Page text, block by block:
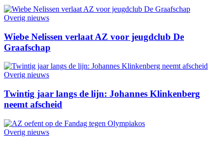
Overig nieuws
Wiebe Nelissen verlaat AZ voor jeugdclub De
Graafschap
Overig nieuws
Twintig jaar langs de lijn: Johannes Klinkenberg
neemt afscheid
Overig nieuws